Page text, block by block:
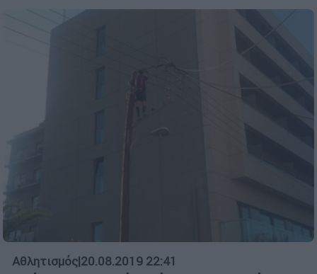
Αθλητισμός|20.08.2019 22:41